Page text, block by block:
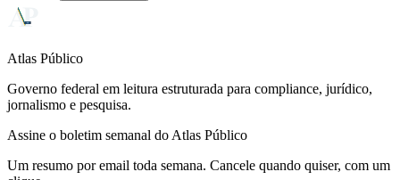
Atlas Público
Governo federal em leitura estruturada para compliance, jurídico,
jornalismo e pesquisa.
Assine o boletim semanal do Atlas Público
Um resumo por email toda semana. Cancele quando quiser, com um